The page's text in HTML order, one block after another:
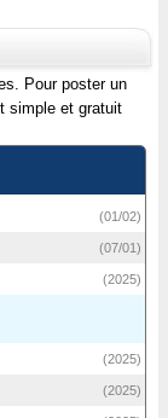
Pour poster un
simple et gratuit
(01/02)
(07/01)
(2025)
(2025)
(2025)